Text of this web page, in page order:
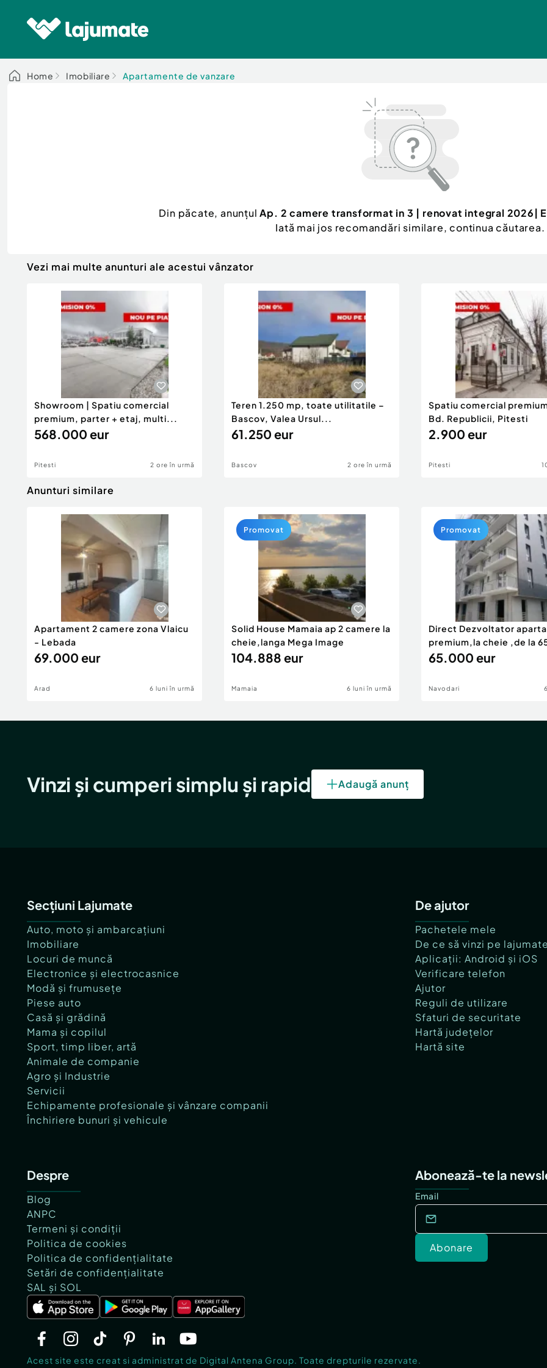
Home Imobiliare Apartamente de vanzare
Din păcate, anunțulAp. 2 camere transformat in 3 | renovat integral 2026|
Iată mai jos recomandări similare, continua căutarea.
Vezi mai multe anunturi ale acestui vânzator
Showroom | Spatiu comercial
premium, parter + etaj, multi...
568.000 eur
Pitesti 2 ore în urmă
Teren 1.250 mp, toate utilitatile –
Bascov, Valea Ursul...
61.250 eur
Bascov 2 ore în urmă
Spatiu comercial
Bd. Republicii, Pitesti
2.900 eur
Pitesti
Anunturi similare
Apartament 2 camere zona Vlaicu
- Lebada
69.000 eur
Arad 6 luni în urmă
Solid House Mamaia ap 2 camere la
cheie,langa Mega Image
104.888 eur
Mamaia 6 luni în urmă
Promovat
Direct Dezvoltator
premium,la cheie ,de la
eur
65.000 eur
Navodari
Promovat
Vinzi și cumperi simplu și rapid Adaugă anunț
Secțiuni Lajumate
Auto, moto și ambarcațiuni
Imobiliare
Locuri de muncă
Electronice și electrocasnice
Modă și frumusețe
Piese auto
Casă și grădină
Mama și copilul
Sport, timp liber, artă
Animale de companie
Agro și Industrie
Servicii
Echipamente profesionale și vânzare companii
Închiriere bunuri și vehicule
De ajutor
Pachetele mele
De ce să vinzi pe
Aplicații: Android și iOS
Verificare telefon
Ajutor
Reguli de utilizare
Sfaturi de securitate
Hartă județelor
Hartă site
Despre
Blog
ANPC
Termeni și condiții
Politica de cookies
Politica de confidențialitate
Setări de confidențialitate
SAL și SOL
Abonează-te la
Email
Abonare
Acest site este creat si administrat de Digital Antena Group. Toate drepturile rezervate.